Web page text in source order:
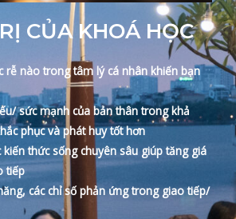
CỦA KHOÁ HỌC
rễ nào trong tâm lý cá nhân khiến bạn
sức mạnh của bản thân trong khả
phục và phát huy tốt hơn
kiến thức sống chuyên sâu giúp tăng giá
tiếp
các chỉ số phản ứng trong giao tiếp/